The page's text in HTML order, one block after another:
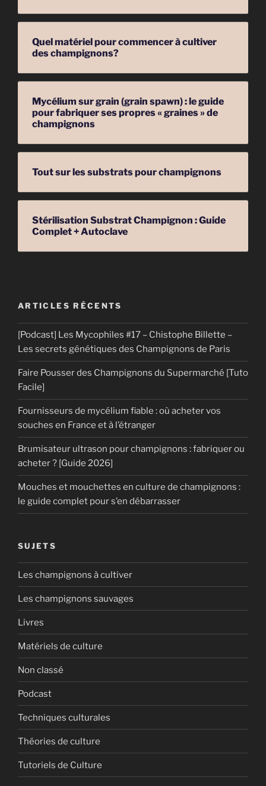
Quel matériel pour commencer à cultiver
des champignons?
Mycélium sur grain (grain spawn) : le guide
pour fabriquer ses propres « graines » de
champignons
Tout sur les substrats pour champignons
Stérilisation Substrat Champignon : Guide
Complet + Autoclave
ARTICLES RÉCENTS
[Podcast] Les Mycophiles #17 – Chistophe Billette –
Les secrets génétiques des Champignons de Paris
Faire Pousser des Champignons du Supermarché [Tuto
Facile]
Fournisseurs de mycélium fiable : où acheter vos
souches en France et à l’étranger
Brumisateur ultrason pour champignons : fabriquer ou
acheter ? [Guide 2026]
Mouches et mouchettes en culture de champignons :
le guide complet pour s’en débarrasser
SUJETS
Les champignons à cultiver
Les champignons sauvages
Livres
Matériels de culture
Non classé
Podcast
Techniques culturales
Théories de culture
Tutoriels de Culture